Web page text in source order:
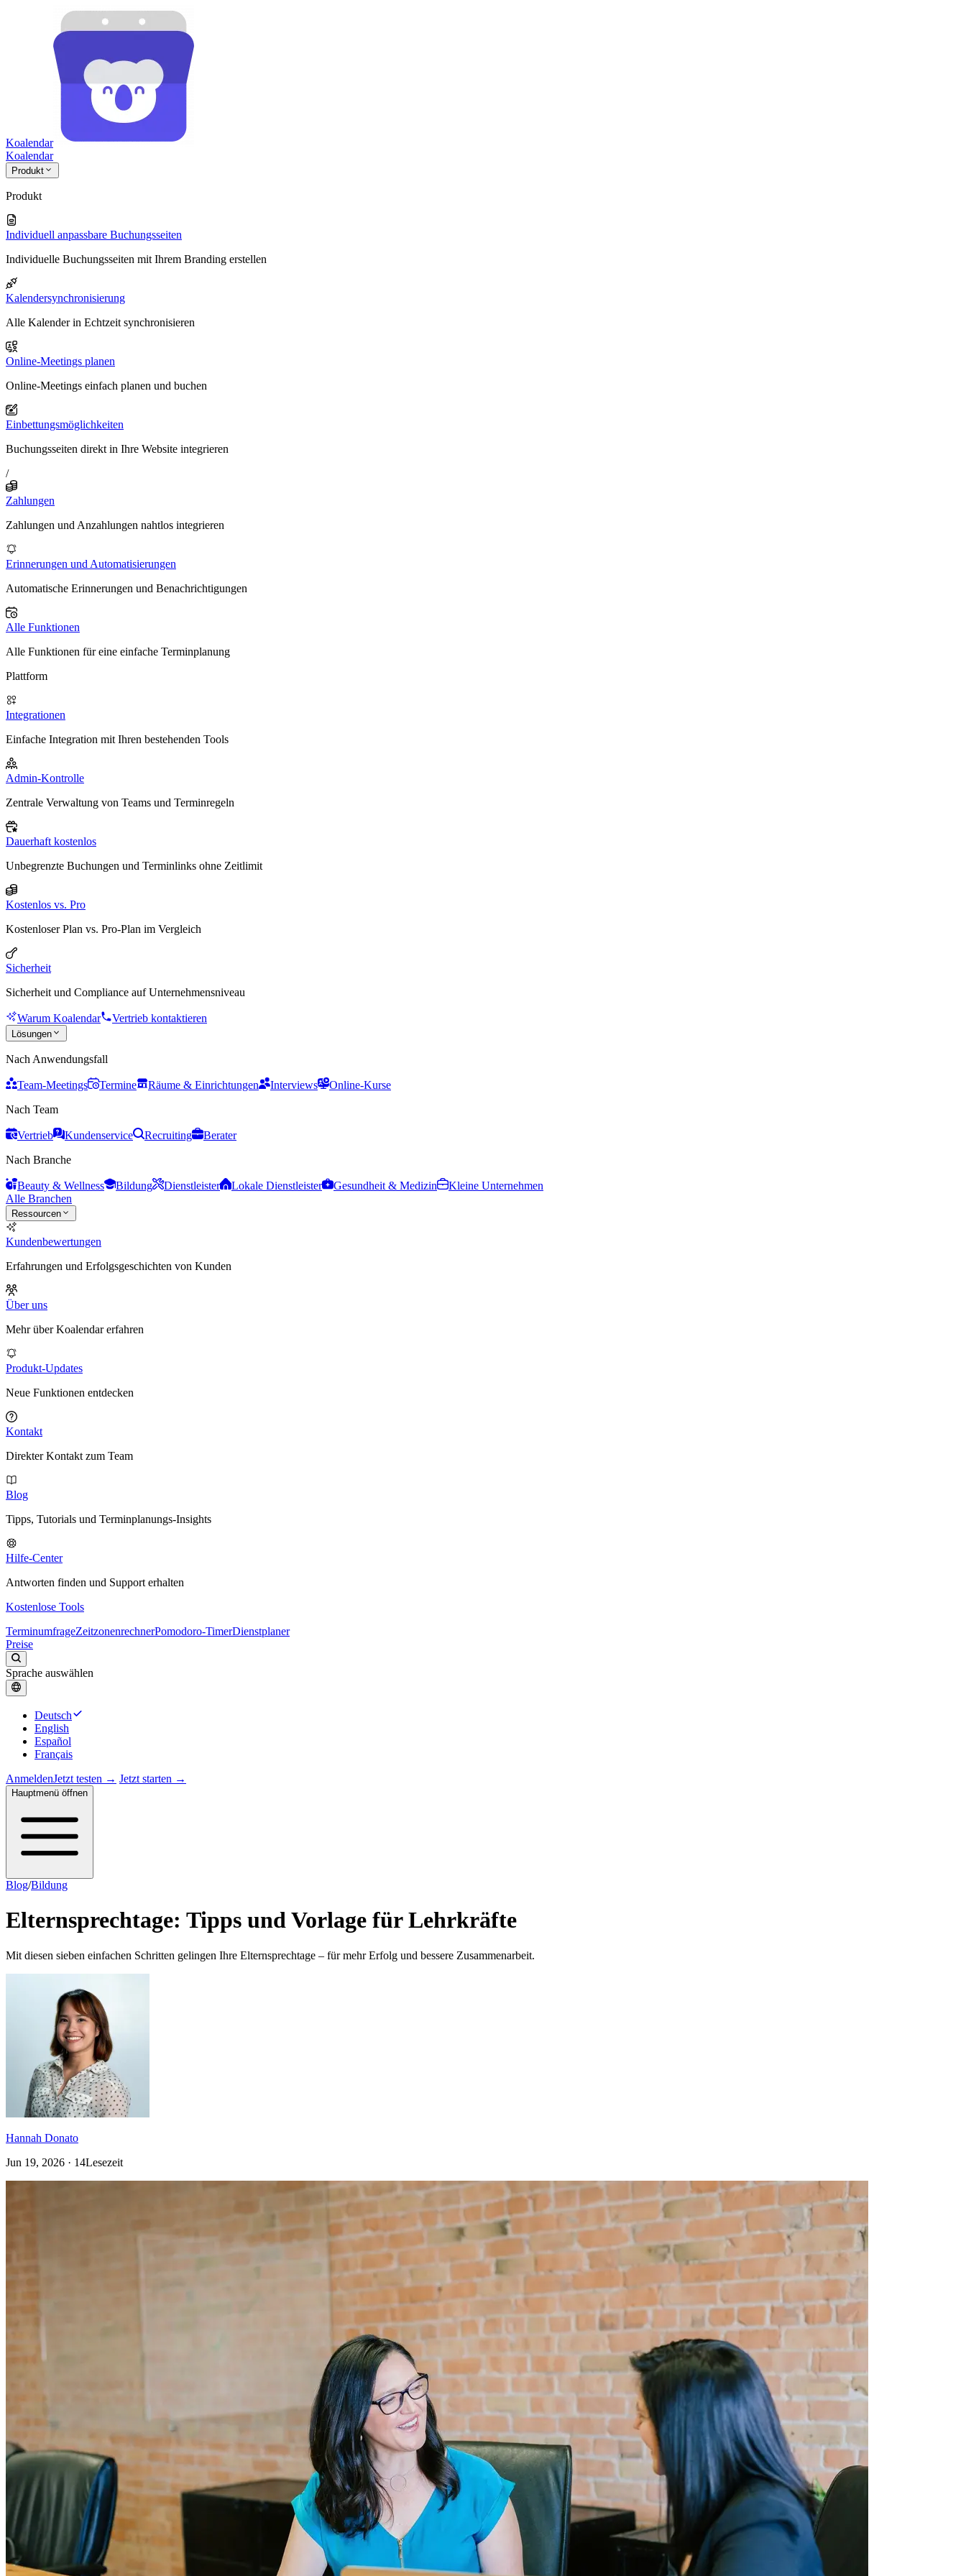
Koalendar
Koalendar
Produkt
Produkt
Individuell anpassbare Buchungsseiten
Individuelle Buchungsseiten mit Ihrem Branding erstellen
Kalendersynchronisierung
Alle Kalender in Echtzeit synchronisieren
Online-Meetings planen
Online-Meetings einfach planen und buchen
Einbettungsmöglichkeiten
Buchungsseiten direkt in Ihre Website integrieren
/
Zahlungen
Zahlungen und Anzahlungen nahtlos integrieren
Erinnerungen und Automatisierungen
Automatische Erinnerungen und Benachrichtigungen
Alle Funktionen
Alle Funktionen für eine einfache Terminplanung
Plattform
Integrationen
Einfache Integration mit Ihren bestehenden Tools
Admin-Kontrolle
Zentrale Verwaltung von Teams und Terminregeln
Dauerhaft kostenlos
Unbegrenzte Buchungen und Terminlinks ohne Zeitlimit
Kostenlos vs. Pro
Kostenloser Plan vs. Pro-Plan im Vergleich
Sicherheit
Sicherheit und Compliance auf Unternehmensniveau
Warum Koalendar Vertrieb kontaktieren
Lösungen
Nach Anwendungsfall
Team-Meetings Termine Räume & Einrichtungen Interviews
Online-Kurse
Nach Team
Vertrieb Kundenservice Recruiting
Berater
Nach Branche
Beauty & Wellness Bildung Dienstleister Lokale Dienstleister Gesundheit & Medizin
Kleine Unternehmen
Alle Branchen
Ressourcen
Kundenbewertungen
Erfahrungen und Erfolgsgeschichten von Kunden
Über uns
Mehr über Koalendar erfahren
Produkt-Updates
Neue Funktionen entdecken
Kontakt
Direkter Kontakt zum Team
Blog
Tipps, Tutorials und Terminplanungs-Insights
Hilfe-Center
Antworten finden und Support erhalten
Kostenlose Tools
TerminumfrageZeitzonenrechnerPomodoro-TimerDienstplaner
Preise
Sprache auswählen
Deutsch
English
Español
Français
AnmeldenJetzt testen → Jetzt starten →
Hauptmenü öffnen
Blog/Bildung
Elternsprechtage: Tipps und Vorlage für Lehrkräfte
Mit diesen sieben einfachen Schritten gelingen Ihre Elternsprechtage – für mehr Erfolg und bessere Zusammenarbeit.
Hannah Donato
Jun 19, 2026 · 14Lesezeit